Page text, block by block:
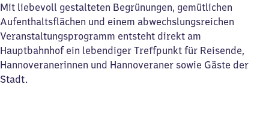
Mit liebevoll gestalteten Begrünungen, gemütlichen
Aufenthaltsflächen und einem abwechslungsreichen
Veranstaltungsprogramm entsteht direkt am
Hauptbahnhof ein lebendiger Treffpunkt für Reisende,
Hannoveranerinnen und Hannoveraner sowie Gäste der
Stadt.